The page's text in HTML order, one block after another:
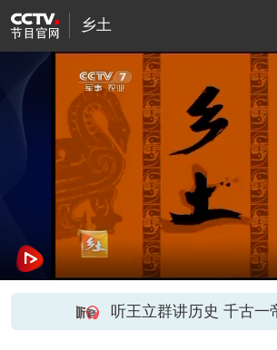
乡土
听王立群讲历史 千古一